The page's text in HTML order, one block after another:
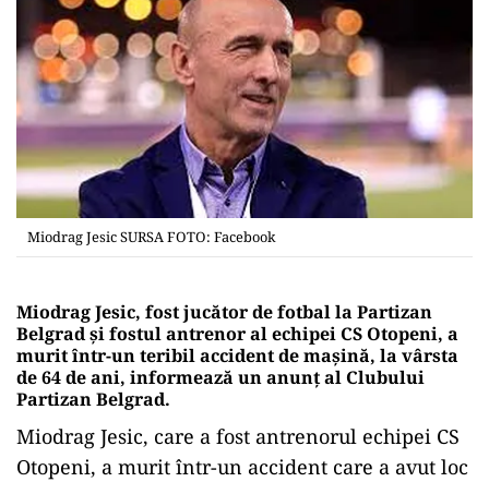
Miodrag Jesic SURSA FOTO: Facebook
Miodrag Jesic, fost jucător de fotbal la Partizan
Belgrad şi fostul antrenor al echipei CS Otopeni, a
murit într-un teribil accident de mașină, la vârsta
de 64 de ani, informează un anunț al Clubului
Partizan Belgrad.
Miodrag Jesic, care a fost antrenorul echipei CS
Otopeni, a murit într-un accident care a avut loc